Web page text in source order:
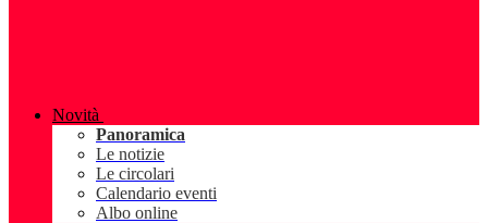
Novità
Panoramica
Le notizie
Le circolari
Calendario eventi
Albo online